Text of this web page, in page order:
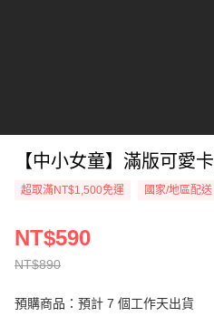
【中小女童】滿版可愛
超取滿NT$1,500免運 國家/地區配送
NT$890
NT$590
預購商品：預計 7 個工作天出貨